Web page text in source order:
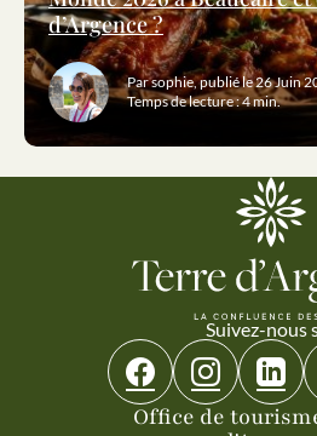
d’Argence ?
Par sophie, publié le 26 Juin
Temps de lecture : 4 min.
Suivez-nous
Suivez-nous sur
Suivez-nous
Office de